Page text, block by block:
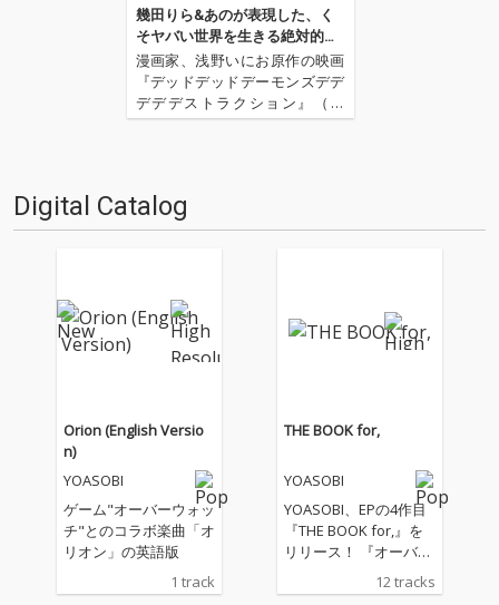
幾田りら&あのが表現した、く
そヤバい世界を生きる絶対的な
ふたりの日常──映画『デデデ
デ』について語る!
漫画家、浅野いにお原作の映画
『デッドデッドデーモンズデデ
デデデストラクション』（通
称、『デデデデ』）が遂に公開
んたん”の姿を描いた物語。前章
が2024年3月22日、そし…
Digital Catalog
Orion (English Versio
n)
YOASOBI
ゲーム"オーバーウォッ
チ"とのコラボ楽曲「オ
リオン」の英語版
1 track
THE BOOK for,
YOASOBI
YOASOBI、EPの4作目
『THE BOOK for,』を
リリース！ 『オーバー
ウォッチ』コラボレー
ション楽曲として書き
12 tracks